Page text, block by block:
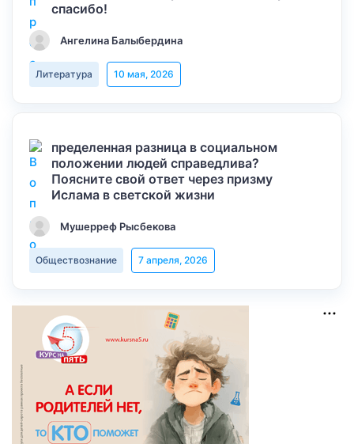
спасибо!
Ангелина Балыбердина
Литература 10 мая, 2026
пределенная разница в социальном
положении людей справедлива?
Поясните свой ответ через призму
Ислама в светской жизни
Мушерреф Рысбекова
Обществознание 7 апреля, 2026